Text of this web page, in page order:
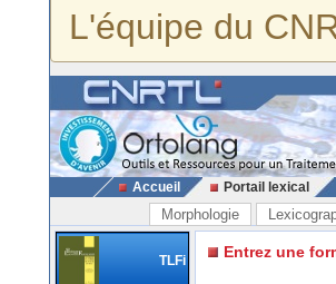
L'équipe du
Accueil Portail lexical
Morphologie
TLFi Entrez une